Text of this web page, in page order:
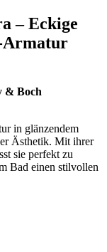
– Eckige
Armatur
& Boch
in glänzendem
Ästhetik. Mit ihrer
sie perfekt zu
Bad einen stilvollen